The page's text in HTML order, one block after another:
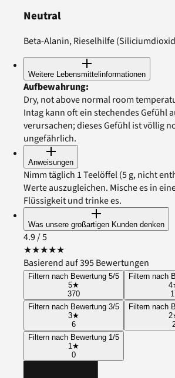
Neutral
Beta-Alanin, Rieselhilfe
Weitere Lebensmittelinformationen
Aufbewahrung:
Dry, not above normal room
Intag kann oft ein stechendes Gefühl
verursachen; dieses Gefühl ist völlig
ungefährlich.
Anweisungen
Nimm täglich 1 Teelöffel (5 g, nicht
Werte auszugleichen. Mische es in
Flüssigkeit und trinke es.
Was unsere großartigen Kunden denken
4.9/ 5
★★★★★
Basierend auf 395 Bewertungen
Filtern nach Bewertung 5/5
5★
370
Filtern nach
4
Filtern nach Bewertung 3/5
3★
6
Filtern nach
2
Filtern nach Bewertung 1/5
1★
0